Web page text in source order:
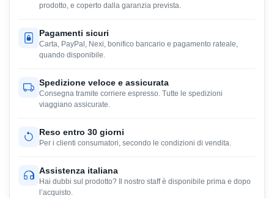
prodotto, e coperto dalla garanzia prevista.
Pagamenti sicuri
Carta, PayPal, Nexi, bonifico bancario e pagamento rateale,
quando disponibile.
Spedizione veloce e assicurata
Consegna tramite corriere espresso. Tutte le spedizioni
viaggiano assicurate.
Reso entro 30 giorni
Per i clienti consumatori, secondo le condizioni di vendita.
Assistenza italiana
Hai dubbi sul prodotto? Il nostro staff è disponibile prima e dopo
l’acquisto.